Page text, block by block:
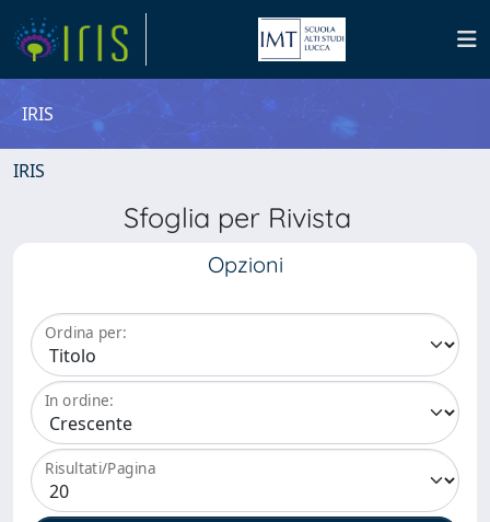
IRIS
IRIS
Sfoglia per Rivista
Opzioni
Ordina per:
In ordine:
Risultati/Pagina